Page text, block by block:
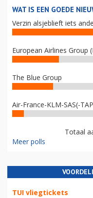
WAT IS EEN GOEDE
Verzin alsjeblieft iets
European Airlines Group
The Blue Group
Air-France-KLM-SAS(-
Totaal
Meer polls
TUI vliegtickets